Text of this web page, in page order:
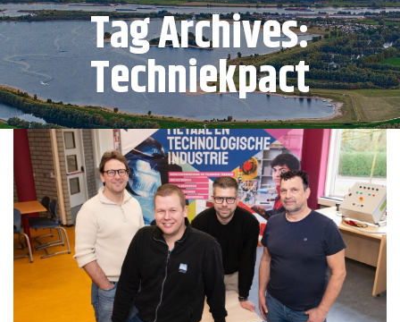
Tag Archives:
Techniekpact